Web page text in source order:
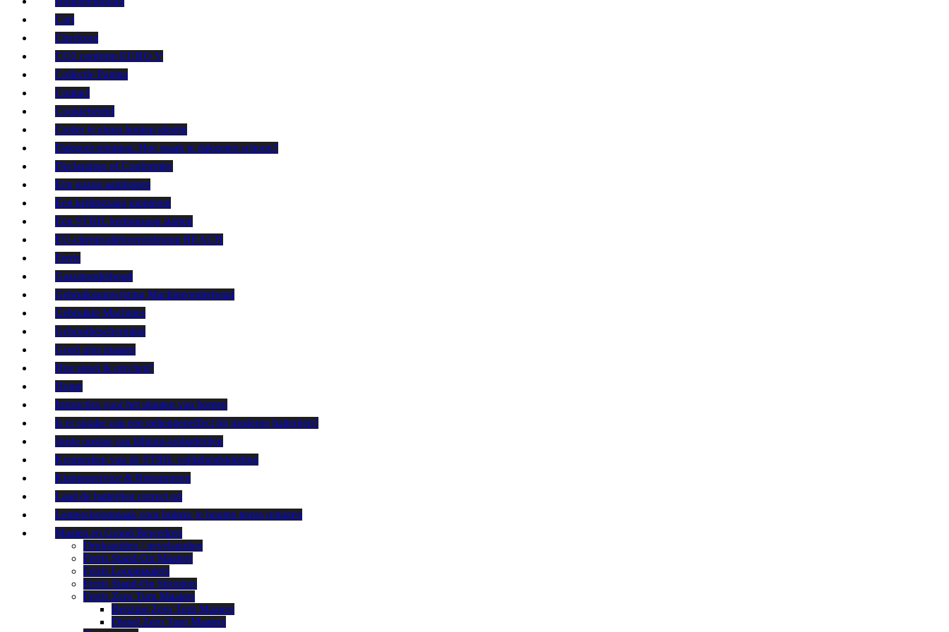
Cart
Checkout
CO2 conform EURO V
Collectie Pagina
Contact
Cookiebeleid
Creëer je eigen houten ideeën
Dakgoot reinigen: Hoe maak je dakgoten schoon?
Declaration of Conformity
Een gazon aanleggen
Een kettingzaag monteren
Een STIHL kettingzaag starten
EU-chemicaliënverordening REACH
Ferris
Gazononderhoud
Gebruiksaanwijzing Machineonderhoud
Gebruikte Machines
Gehoorbescherming
Goed gras maaien
Hoe snoei ik een heg?
Home
Instructies voor het planten van bomen
Is er sprake van een geheugeneffect bij moderne batterijen?
Juiste opslag van lithium-ionbatterijen
Kenmerken van de STIHL veiligheidskleding
Klantenservice & Retourneren
Laad de batterijen correct op
Lenteschoonmaak voor buiten: je houten terras reinigen
Maaien en Grond Bewerken
Drukspuiten / nevelspuiten
Ferris Stand-On Maaiers
Ferris Loopmaaiers
Ferris Stand-On Strooiers
Ferris Zero Turn Maaiers
Benzine Zero Turn Maaiers
Diesel Zero Turn Maaiers